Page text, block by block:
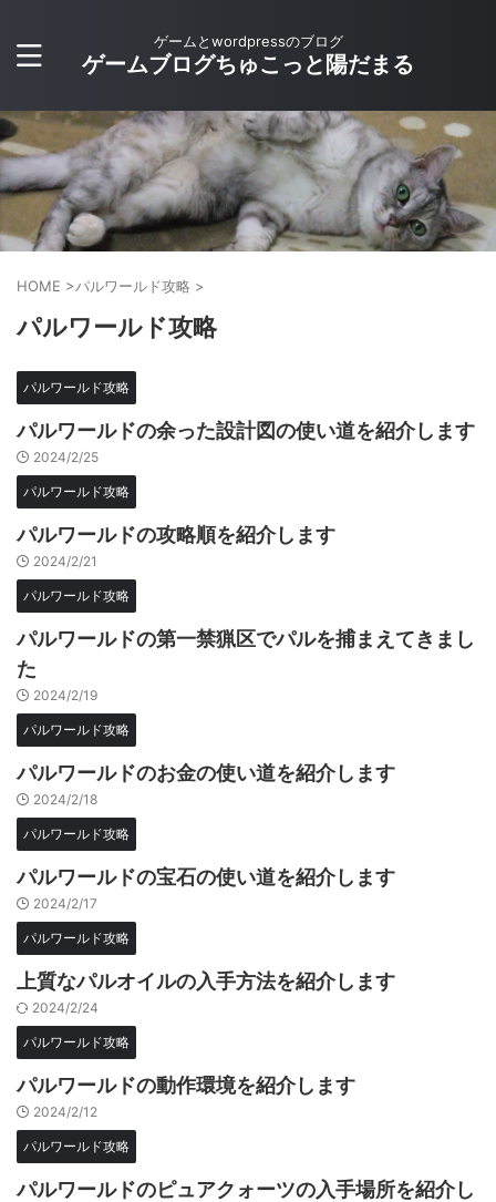
ゲームとwordpressのブログ
ゲームブログちゅこっと陽だまる
HOME >パルワールド攻略 >
パルワールド攻略
パルワールド攻略
パルワールドの余った設計図の使い道を紹介します
2024/2/25
パルワールド攻略
パルワールドの攻略順を紹介します
2024/2/21
パルワールド攻略
パルワールドの第一禁猟区でパルを捕まえてきまし
た
2024/2/19
パルワールド攻略
パルワールドのお金の使い道を紹介します
2024/2/18
パルワールド攻略
パルワールドの宝石の使い道を紹介します
2024/2/17
パルワールド攻略
上質なパルオイルの入手方法を紹介します
2024/2/24
パルワールド攻略
パルワールドの動作環境を紹介します
2024/2/12
パルワールド攻略
パルワールドのピュアクォーツの入手場所を紹介し